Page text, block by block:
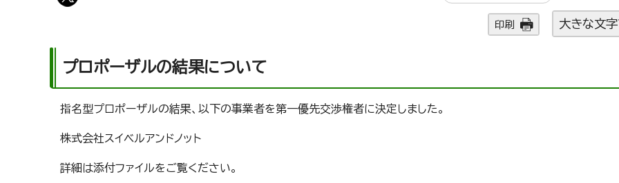
印刷 大きな文
プロポーザルの結果について
指名型プロポーザルの結果、以下の事業者を第一優先交渉権者に決定しました。
株式会社スイベルアンドノット
詳細は添付ファイルをご覧ください。